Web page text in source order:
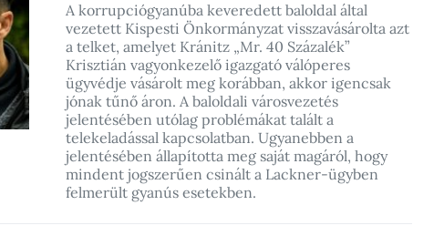
A korrupciógyanúba keveredett baloldal által
vezetett Kispesti Önkormányzat visszavásárolta azt
a telket, amelyet Kránitz „Mr. 40 Százalék”
Krisztián vagyonkezelő igazgató válóperes
ügyvédje vásárolt meg korábban, akkor igencsak
jónak tűnő áron. A baloldali városvezetés
jelentésében utólag problémákat talált a
telekeladással kapcsolatban. Ugyanebben a
jelentésében állapította meg saját magáról, hogy
mindent jogszerűen csinált a Lackner-ügyben
felmerült gyanús esetekben.